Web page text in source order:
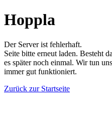
Hoppla
Der Server ist fehlerhaft.
Seite bitte erneut laden. Besteht
es später noch einmal. Wir tun
immer gut funktioniert.
Zurück zur Startseite